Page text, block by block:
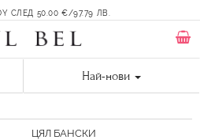
СЛЕД 50.00 €/97.79 ЛВ.
Най-нови
ЦЯЛ БАНСКИ